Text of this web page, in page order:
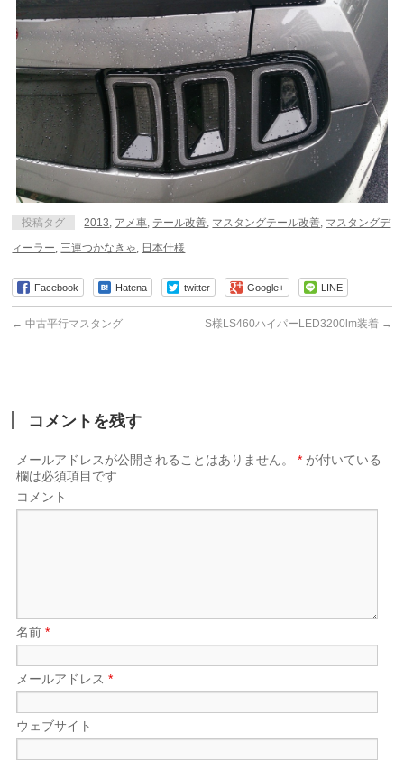
投稿タグ 2013 アメ車 テール改善 マスタングテール改善 マスタングデ
ィーラー 三連つかなきゃ 日本仕様
Facebook Hatena twitter Google+ LINE
← 中古平行マスタング S様LS460ハイパーLED3200lm装着 →
コメントを残す
メールアドレスが公開されることはありません。 * が付いている
欄は必須項目です
コメント
名前*
メールアドレス*
ウェブサイト